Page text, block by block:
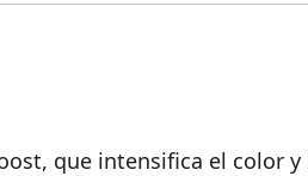
que intensifica el color